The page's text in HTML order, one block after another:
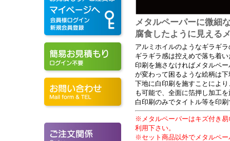
メタルペーパーに微細
腐食したように見える
アルミホイルのようなギラギ
ギラギラ感は控えめで落ち着
印刷を施さなければメタルペ
が変わって困るような絵柄は
下地に白印刷を施すことによ
も可能で、全面に箔押し加工
白印刷のみでタイトル等を印
※メタルペーパーはキズ付き
利用下さい。
※セット商品以外でメタルペ